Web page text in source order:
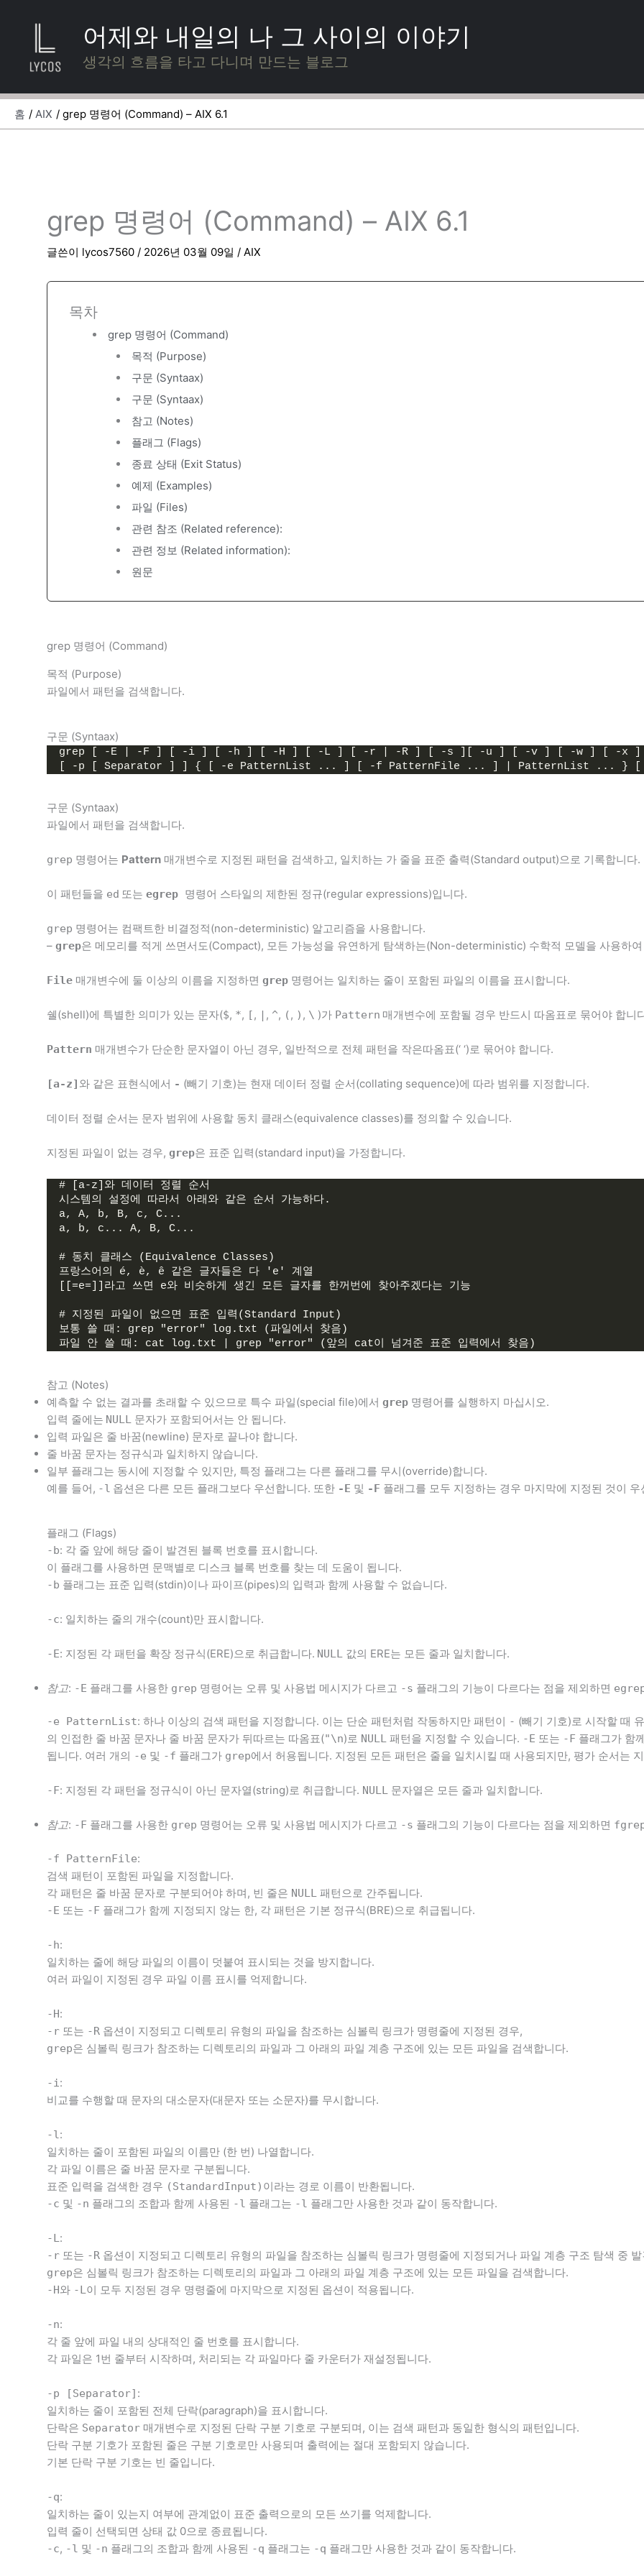
너
기
어제와 내일의 나 그 사이의 이야기
생각의 흐름을 타고 다니며 만드는 블로그
홈 AIX grep 명령어 (Command) – AIX 6.1
grep 명령어 (Command) – AIX 6.1
글쓴이 lycos7560 / 2026년 03월 09일 / AIX
목차
grep 명령어 (Command)
목적 (Purpose)
구문 (Syntaax)
구문 (Syntaax)
참고 (Notes)
플래그 (Flags)
종료 상태 (Exit Status)
예제 (Examples)
파일 (Files)
관련 참조 (Related reference):
관련 정보 (Related information):
원문
grep 명령어 (Command)
목적 (Purpose)
파일에서 패턴을 검색합니다.
구문 (Syntaax)
grep [ -E | -F ] [ -i ] [ -h ] [ -H ] [ -L ] [ -r | -R ] [ -s ][ -u ] [ -v ] [ -w ] [
[ -p [ Separator ] ] { [ -e PatternList ... ] [ -f PatternFile ... ] | PatternList ... }
구문 (Syntaax)
파일에서 패턴을 검색합니다.
grep 명령어는 Pattern 매개변수로 지정된 패턴을 검색하고, 일치하는 가 줄을 표준 출력(Standard output)으로 기록합니다.
이 패턴들을 ed 또는 egrep 명령어 스타일의 제한된 정규(regular expressions)입니다.
grep 명령어는 컴팩트한 비결정적(non-deterministic) 알고리즘을 사용합니다.
– grep은 메모리를 적게 쓰면서도(Compact), 모든 가능성을 유연하게 탐색하는(Non-deterministic) 수학적 모델을 사용하
File 매개변수에 둘 이상의 이름을 지정하면 grep 명령어는 일치하는 줄이 포함된 파일의 이름을 표시합니다.
쉘(shell)에 특별한 의미가 있는 문자($, *, [, | , ^, (, ) , \ )가 Pattern 매개변수에 포함될 경우 반드시 따옴표로 묶어야 합니
Pattern 매개변수가 단순한 문자열이 아닌 경우, 일반적으로 전체 패턴을 작은따옴표(‘ ‘)로 묶어야 합니다.
[a-z] 와 같은 표현식에서 - (빼기 기호)는 현재 데이터 정렬 순서(collating sequence)에 따라 범위를 지정합니다.
데이터 정렬 순서는 문자 범위에 사용할 동치 클래스(equivalence classes)를 정의할 수 있습니다.
지정된 파일이 없는 경우, grep은 표준 입력(standard input)을 가정합니다.
# [a-z]와 데이터 정렬 순서
시스템의 설정에 따라서 아래와 같은 순서 가능하다.
a, A, b, B, c, C...
a, b, c... A, B, C...
# 동치 클래스 (Equivalence Classes)
프랑스어의 é, è, ê 같은 글자들은 다 'e' 계열
[[=e=]]라고 쓰면 e와 비슷하게 생긴 모든 글자를 한꺼번에 찾아주겠다는 기능
# 지정된 파일이 없으면 표준 입력(Standard Input)
보통 쓸 때: grep "error" log.txt (파일에서 찾음)
파일 안 쓸 때: cat log.txt | grep "error" (앞의 cat이 넘겨준 표준 입력에서 찾음)
참고 (Notes)
예측할 수 없는 결과를 초래할 수 있으므로 특수 파일(special file)에서 grep 명령어를 실행하지 마십시오.
입력 줄에는 NULL 문자가 포함되어서는 안 됩니다.
입력 파일은 줄 바꿈(newline) 문자로 끝나야 합니다.
줄 바꿈 문자는 정규식과 일치하지 않습니다.
일부 플래그는 동시에 지정할 수 있지만, 특정 플래그는 다른 플래그를 무시(override)합니다.
예를 들어, -l 옵션은 다른 모든 플래그보다 우선합니다. 또한 -E 및 -F 플래그를 모두 지정하는 경우 마지막에 지정된 것이
플래그 (Flags)
-b: 각 줄 앞에 해당 줄이 발견된 블록 번호를 표시합니다.
이 플래그를 사용하면 문맥별로 디스크 블록 번호를 찾는 데 도움이 됩니다.
-b 플래그는 표준 입력(stdin)이나 파이프(pipes)의 입력과 함께 사용할 수 없습니다.
-c: 일치하는 줄의 개수(count)만 표시합니다.
-E: 지정된 각 패턴을 확장 정규식(ERE)으로 취급합니다. NULL 값의 ERE는 모든 줄과 일치합니다.
참고: -E 플래그를 사용한 grep 명령어는 오류 및 사용법 메시지가 다르고 -s 플래그의 기능이 다르다는 점을 제외하면
-e PatternList: 하나 이상의 검색 패턴을 지정합니다. 이는 단순 패턴처럼 작동하지만 패턴이 - (빼기 기호)로 시작할 때
의 인접한 줄 바꿈 문자나 줄 바꿈 문자가 뒤따르는 따옴표("\n)로 NULL 패턴을 지정할 수 있습니다. -E 또는 -F 플래그가 함
됩니다. 여러 개의 -e 및 -f 플래그가 grep에서 허용됩니다. 지정된 모든 패턴은 줄을 일치시킬 때 사용되지만, 평가 순서는
-F: 지정된 각 패턴을 정규식이 아닌 문자열(string)로 취급합니다. NULL 문자열은 모든 줄과 일치합니다.
참고: -F 플래그를 사용한 grep 명령어는 오류 및 사용법 메시지가 다르고 -s 플래그의 기능이 다르다는 점을 제외하면
-f PatternFile:
검색 패턴이 포함된 파일을 지정합니다.
각 패턴은 줄 바꿈 문자로 구분되어야 하며, 빈 줄은 NULL 패턴으로 간주됩니다.
-E 또는 -F 플래그가 함께 지정되지 않는 한, 각 패턴은 기본 정규식(BRE)으로 취급됩니다.
-h:
일치하는 줄에 해당 파일의 이름이 덧붙여 표시되는 것을 방지합니다.
여러 파일이 지정된 경우 파일 이름 표시를 억제합니다.
-H:
-r 또는 -R 옵션이 지정되고 디렉토리 유형의 파일을 참조하는 심볼릭 링크가 명령줄에 지정된 경우,
grep은 심볼릭 링크가 참조하는 디렉토리의 파일과 그 아래의 파일 계층 구조에 있는 모든 파일을 검색합니다.
-i :
비교를 수행할 때 문자의 대소문자(대문자 또는 소문자)를 무시합니다.
-l :
일치하는 줄이 포함된 파일의 이름만 (한 번) 나열합니다.
각 파일 이름은 줄 바꿈 문자로 구분됩니다.
표준 입력을 검색한 경우 (StandardInput) 이라는 경로 이름이 반환됩니다.
-c 및 -n 플래그의 조합과 함께 사용된 -l 플래그는 -l 플래그만 사용한 것과 같이 동작합니다.
-L :
-r 또는 -R 옵션이 지정되고 디렉토리 유형의 파일을 참조하는 심볼릭 링크가 명령줄에 지정되거나 파일 계층 구조 탐색 중
grep은 심볼릭 링크가 참조하는 디렉토리의 파일과 그 아래의 파일 계층 구조에 있는 모든 파일을 검색합니다.
-H와 -L 이 모두 지정된 경우 명령줄에 마지막으로 지정된 옵션이 적용됩니다.
-n:
각 줄 앞에 파일 내의 상대적인 줄 번호를 표시합니다.
각 파일은 1번 줄부터 시작하며, 처리되는 각 파일마다 줄 카운터가 재설정됩니다.
-p [Separator] :
일치하는 줄이 포함된 전체 단락(paragraph)을 표시합니다.
단락은 Separator 매개변수로 지정된 단락 구분 기호로 구분되며, 이는 검색 패턴과 동일한 형식의 패턴입니다.
단락 구분 기호가 포함된 줄은 구분 기호로만 사용되며 출력에는 절대 포함되지 않습니다.
기본 단락 구분 기호는 빈 줄입니다.
-q:
일치하는 줄이 있는지 여부에 관계없이 표준 출력으로의 모든 쓰기를 억제합니다.
입력 줄이 선택되면 상태 값 0으로 종료됩니다.
-c, -l 및 -n 플래그의 조합과 함께 사용된 -q 플래그는 -q 플래그만 사용한 것과 같이 동작합니다.